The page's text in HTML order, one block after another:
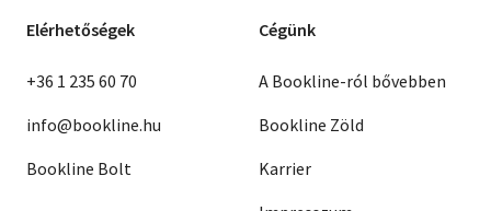
Elérhetőségek
+36 1 235 60 70
info@bookline.hu
Bookline Bolt
Cégünk
A Bookline-ról bővebben
Bookline Zöld
Karrier